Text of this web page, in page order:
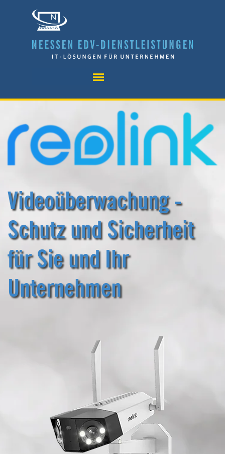
Menü überspringen
Videoüberwachung -
Schutz und Sicherheit
für Sie und Ihr
Unternehmen